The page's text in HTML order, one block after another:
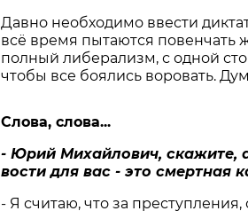
Давно необходимо ввести
всё время пытаются повенчать
полный либерализм, с одной
чтобы все боялись воровать.
Слова, слова...
- Юрий Михайлович, скажите,
вости для вас - это смертная
- Я считаю, что за